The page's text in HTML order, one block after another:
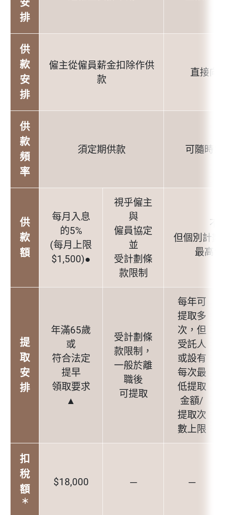
排
供
款
安
排
僱主從僱員薪金扣除作供
款
直接向
供
款
頻
率
須定期供款 可隨時
供
款
額
每月入息
的5%
(每月上限
$1,500)●
視乎僱主
與
僱員協定
並
受計劃條
款限制
不
但個別計劃
最高
提
取
安
排
年滿65歲
或
符合法定
提早
領取要求
▲
受計劃條
款限制，
一般於離
職後
可提取
每年可
提取多
次，但
受託人
或設有
每次最
低提取
金額/
提取次
數上限
扣
稅
額
＊
$18,000 ─ ─